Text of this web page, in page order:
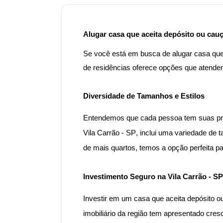
Alugar casa que aceita depósito ou
Se você está em busca de alugar casa
de residências oferece opções que
Diversidade de Tamanhos e Estilos
Entendemos que cada pessoa tem suas
Vila Carrão - SP, inclui uma variedade de
de mais quartos, temos a opção perfeita
Investimento Seguro na Vila Carrão - SP
Investir em um casaque aceita depósito
imobiliário da região tem apresentado